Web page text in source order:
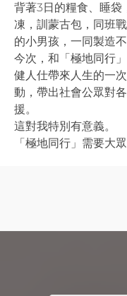
背著3日的糧食、睡袋
凍，訓蒙古包，同班
的小男孩，一同製造不
今次，和「極地同行
健人仕帶來人生的一
動，帶出社會公眾對
援。
這對我特別有意義。
「極地同行」需要大